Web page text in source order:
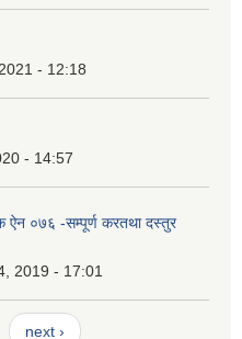
- 12:18
- 14:57
ऐन ०७६ -सम्पूर्ण करतथा दस्तुर
2019 - 17:01
next ›